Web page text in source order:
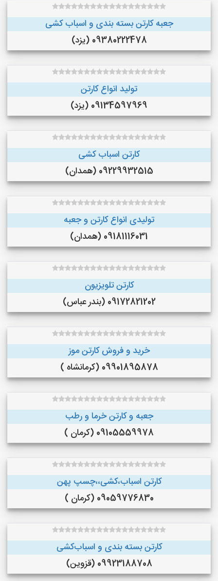
جعبه کارتن بسته بندی و اسباب کشی
09380222478 (یزد)
تولید انواع کارتن
09134597969 (یزد)
کارتن اسباب کشی
09229932515 (همدان)
تولیدی انواع کارتن و جعبه
09181116031 (همدان)
کارتن تلویزیون
09172821202 (بندر عباس)
خرید و فروش کارتن موز
09901895878 (کرمانشاه )
جعبه و کارتن خرما و رطب
09105559978 (کرمان )
کارتن اسباب،کشی،،چسپ پهن
09059776830 (کرمان )
کارتن بسته بندی و اسباب‌کشی
09923188708 (قزوین)